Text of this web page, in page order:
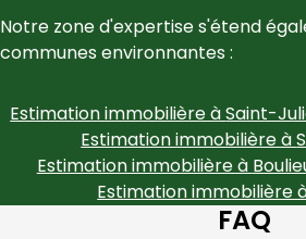
Notre zone d'expertise s'étend
communes environnantes :
Estimation immobilière àSaint-
Estimation immobilière à
Estimation immobilière à
Estimation immobilière
FAQ